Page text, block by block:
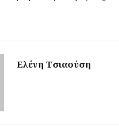
Ελένη Τσιαούση